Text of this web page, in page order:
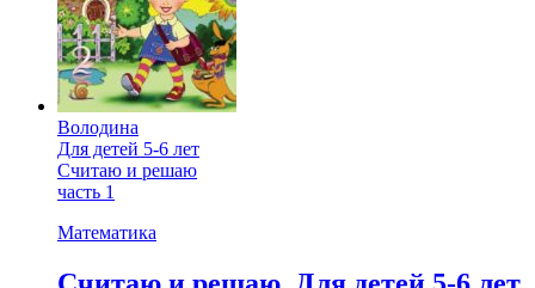
Володина
Для детей 5-6 лет
Считаю и решаю
часть 1
Математика